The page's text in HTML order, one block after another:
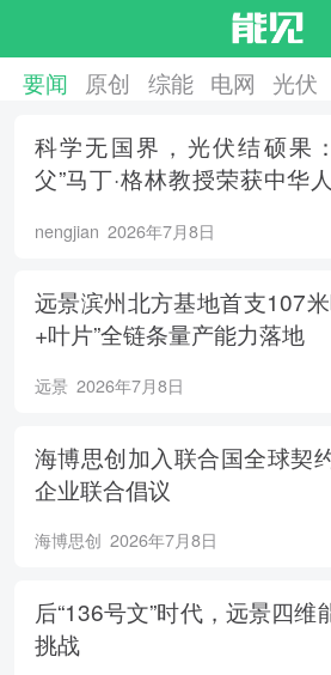
要闻 原创 综能 电网 光伏
科学无国界，光伏结硕果
父”马丁·格林教授荣获中华
nengjian 2026年7月8日
远景滨州北方基地首支107
+叶片”全链条量产能力落地
远景 2026年7月8日
海博思创加入联合国全球契
企业联合倡议
海博思创 2026年7月8日
后“136号文”时代，远景四
挑战